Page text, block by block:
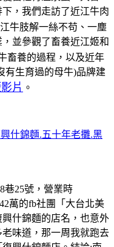
，我們走訪了近江牛肉
牛肢解一絲不苟、一塵
並參觀了畜養近江姬和
畜養的過程，以及近年
有生育過的母牛)品牌建
片 。
什錦麵.五十年老攤.黑
巷25號，營業時
萬的fb社團「大台北美
什錦麵的店名，也意外
味道，那一周我就跑去